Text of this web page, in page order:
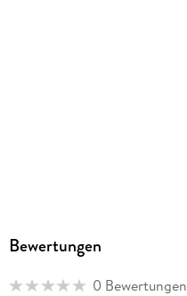
Bewertungen
0 Bewertungen